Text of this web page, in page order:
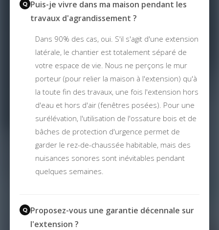
Puis-je vivre dans ma maison pendant les
travaux d'agrandissement ?
Dans 90% des cas, oui. S'il s'agit d'une extension
latérale, le chantier est totalement séparé de
votre espace de vie. Nous ne perçons le mur
porteur (pour relier la maison à l'extension) qu'à
la toute fin des travaux, une fois l'extension hors
d'eau et hors d'air (fenêtres posées). Pour une
surélévation, l'utilisation de l'ossature bois et de
bâches de protection d'urgence permet de
garder le rez-de-chaussée habitable, mais des
nuisances sonores sont inévitables pendant
quelques semaines.
Proposez-vous une garantie décennale sur
l'extension ?